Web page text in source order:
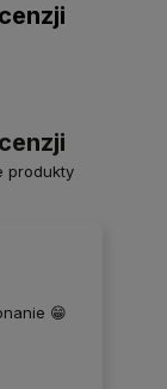
produkty
😁